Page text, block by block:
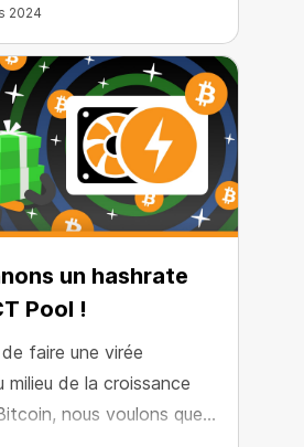
atteint la barre des 72
2024
un hashrate
Pool !
faire une virée
milieu de la croissance
nous voulons que